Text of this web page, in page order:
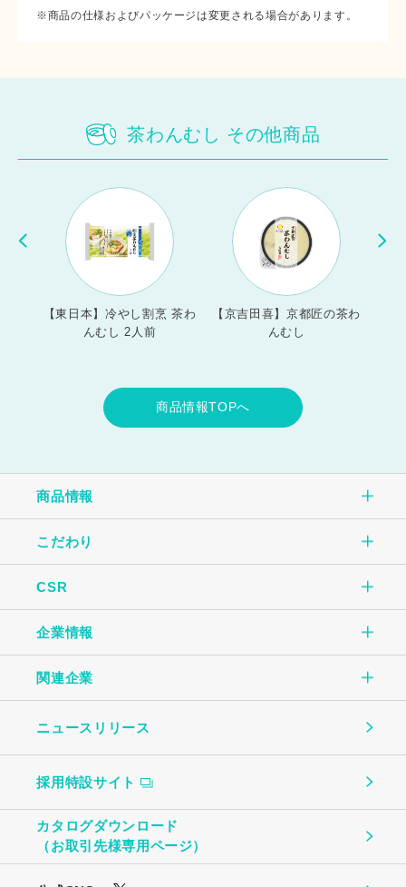
※商品の仕様およびパッケージは変更される場合があります。
茶わんむし その他商品
【東日本】冷やし割烹 茶わ
んむし 2人前
【京吉田喜】京都匠の茶わ
んむし
商品情報TOPへ
商品情報
商品情報TOP
オムレツ
温泉たまご・ゆで卵
こだわり
こだわりTOP
大切にしていること
ものづくり
CSR
CSR TOP
働く社員のために
企業情報
企業情報TOP
ご挨拶
会社概要
事業所・関連企業
関連企業
（株）中条たまご
中条たまご直売店
（株）ビッグエッグ札幌
ニュースリリース
採用特設サイト
カタログダウンロード
（お取引先様専用ページ）